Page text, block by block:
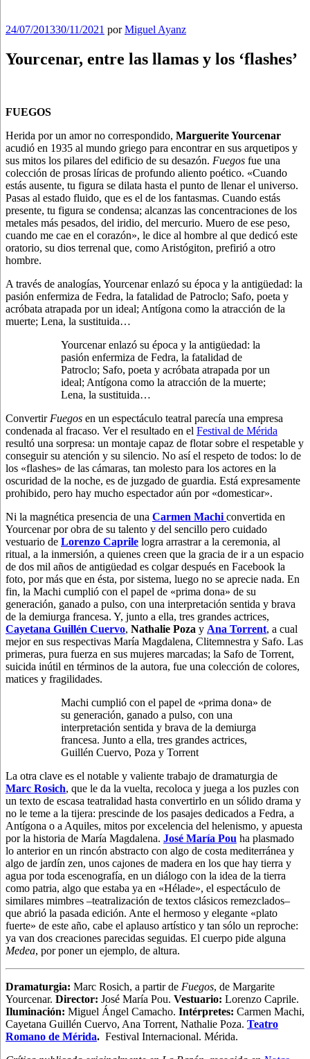
Publicado
24/07/201330/11/2021 porMiguel Ayanz
Yourcenar, entre las llamas y los ‘flashes’
FUEGOS
Herida por un amor no correspondido, Marguerite Yourcenar
acudió en 1935 al mundo griego para encontrar en sus arquetipos y
sus mitos los pilares del edificio de su desazón. Fuegos fue una
colección de prosas líricas de profundo aliento poético. «Cuando
estás ausente, tu figura se dilata hasta el punto de llenar el universo.
Pasas al estado fluido, que es el de los fantasmas. Cuando estás
presente, tu figura se condensa; alcanzas las concentraciones de los
metales más pesados, del iridio, del mercurio. Muero de ese peso,
cuando me cae en el corazón», le dice al hombre al que dedicó este
oratorio, su dios terrenal que, como Aristógiton, prefirió a otro
hombre.
A través de analogías, Yourcenar enlazó su época y la antigüedad: la
pasión enfermiza de Fedra, la fatalidad de Patroclo; Safo, poeta y
acróbata atrapada por un ideal; Antígona como la atracción de la
muerte; Lena, la sustituida…
Yourcenar enlazó su época y la antigüedad: la
pasión enfermiza de Fedra, la fatalidad de
Patroclo; Safo, poeta y acróbata atrapada por un
ideal; Antígona como la atracción de la muerte;
Lena, la sustituida…
Convertir Fuegos en un espectáculo teatral parecía una empresa
condenada al fracaso. Ver el resultado en el Festival de Mérida
resultó una sorpresa: un montaje capaz de flotar sobre el respetable y
conseguir su atención y su silencio. No así el respeto de todos: lo de
los «flashes» de las cámaras, tan molesto para los actores en la
oscuridad de la noche, es de juzgado de guardia. Está expresamente
prohibido, pero hay mucho espectador aún por «domesticar».
Ni la magnética presencia de una Carmen Machi convertida en
Yourcenar por obra de su talento y del sencillo pero cuidado
vestuario de Lorenzo Caprile logra arrastrar a la ceremonia, al
ritual, a la inmersión, a quienes creen que la gracia de ir a un espacio
de dos mil años de antigüedad es colgar después en Facebook la
foto, por más que en ésta, por sistema, luego no se aprecie nada. En
fin, la Machi cumplió con el papel de «prima dona» de su
generación, ganado a pulso, con una interpretación sentida y brava
de la demiurga francesa. Y, junto a ella, tres grandes actrices,
Cayetana Guillén Cuervo, Nathalie Poza y Ana Torrent, a cual
mejor en sus respectivas María Magdalena, Clitemnestra y Safo. Las
primeras, pura fuerza en sus mujeres marcadas; la Safo de Torrent,
suicida inútil en términos de la autora, fue una colección de colores,
matices y fragilidades.
Machi cumplió con el papel de «prima dona» de
su generación, ganado a pulso, con una
interpretación sentida y brava de la demiurga
francesa. Junto a ella, tres grandes actrices,
Guillén Cuervo, Poza y Torrent
La otra clave es el notable y valiente trabajo de dramaturgia de
Marc Rosich, que le da la vuelta, recoloca y juega a los puzles con
un texto de escasa teatralidad hasta convertirlo en un sólido drama y
no le teme a la tijera: prescinde de los pasajes dedicados a Fedra, a
Antígona o a Aquiles, mitos por excelencia del helenismo, y apuesta
por la historia de María Magdalena. José María Pou ha plasmado
lo anterior en un rincón abstracto con algo de costa mediterránea y
algo de jardín zen, unos cajones de madera en los que hay tierra y
agua por toda escenografía, en un diálogo con la idea de la tierra
como patria, algo que estaba ya en «Hélade», el espectáculo de
similares mimbres –teatralización de textos clásicos remezclados–
que abrió la pasada edición. Ante el hermoso y elegante «plato
fuerte» de este año, cabe el aplauso artístico y tan sólo un reproche:
ya van dos creaciones parecidas seguidas. El cuerpo pide alguna
Medea, por poner un ejemplo, de altura.
Dramaturgia: Marc Rosich, a partir de Fuegos, de Margarite
Yourcenar. Director: José María Pou. Vestuario: Lorenzo Caprile.
Iluminación: Miguel Ángel Camacho. Intérpretes: Carmen Machi,
Cayetana Guillén Cuervo, Ana Torrent, Nathalie Poza. Teatro
Romano de Mérida. Festival Internacional. Mérida.